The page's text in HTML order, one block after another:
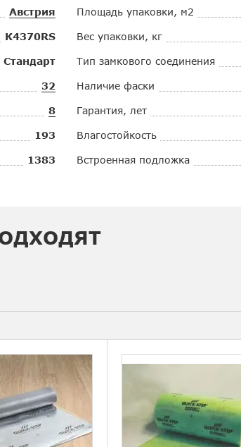
Австрия
К4370RS
32
8
193
1383
Площадь упаковки, м2
Вес упаковки, кг
Тип замкового соединения
Наличие фаски
Гарантия, лет
Влагостойкость
Встроенная подложка